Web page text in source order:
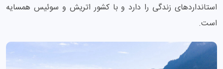
استانداردهای زندگی را دارد و با کشور اتریش و سوئیس همسایه
است.